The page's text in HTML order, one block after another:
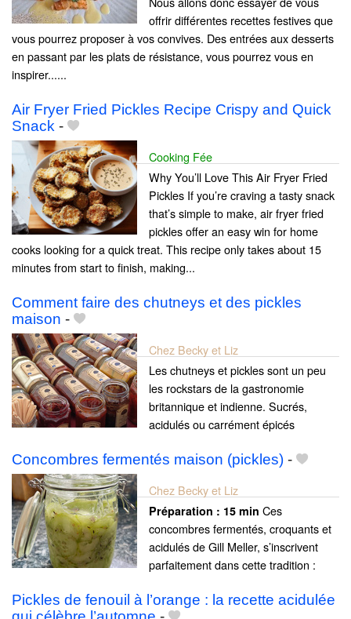
offrir différentes recettes festives que
vous pourrez proposer à vos convives. Des entrées aux desserts
en passant par les plats de résistance, vous pourrez vous en
inspirer......
Air Fryer Fried Pickles Recipe Crispy and Quick
Snack -
Cooking Fée
Why You’ll Love This Air Fryer Fried
Pickles If you’re craving a tasty snack
that’s simple to make, air fryer fried
pickles offer an easy win for home
cooks looking for a quick treat. This recipe only takes about 15
minutes from start to finish, making...
Comment faire des chutneys et des pickles
maison -
Chez Becky et Liz
Les chutneys et pickles sont un peu
les rockstars de la gastronomie
britannique et indienne. Sucrés,
acidulés ou carrément épicés
Concombres fermentés maison (pickles) -
Chez Becky et Liz
Préparation : 15 min Ces
concombres fermentés, croquants et
acidulés de Gill Meller, s’inscrivent
parfaitement dans cette tradition :
Pickles de fenouil à l’orange : la recette acidulée